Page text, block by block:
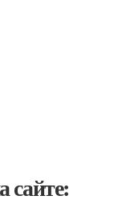
сайте: